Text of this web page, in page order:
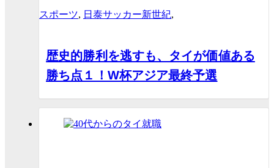
スポーツ, 日泰サッカー新世紀,
歴史的勝利を逃すも、タイが価値ある
勝ち点１！W杯アジア最終予選